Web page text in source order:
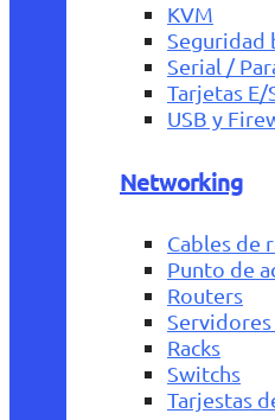
KVM
Seguridad
Serial /
Tarjetas E/
USB y
Networking
Cables de
Punto de
Routers
Racks
Switchs
Tarjestas